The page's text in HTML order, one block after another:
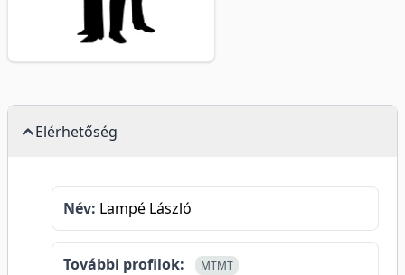
Elérhetőség
Név: Lampé László
További profilok: MTMT